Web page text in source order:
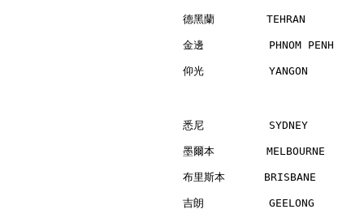
德黑蘭        TEHRAN
金邊          PHNOM PENH
仰光          YANGON
悉尼          SYDNEY
墨爾本        MELBOURNE
布里斯本      BRISBANE
吉朗          GEELONG